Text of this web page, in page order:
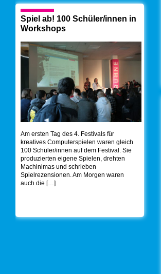
Spiel ab! 100 Schüler/innen in
Workshops
Am ersten Tag des 4. Festivals für
kreatives Computerspielen waren gleich
100 Schüler/innen auf dem Festival. Sie
produzierten eigene Spielen, drehten
Machinimas und schrieben
Spielrezensionen. Am Morgen waren
auch die […]